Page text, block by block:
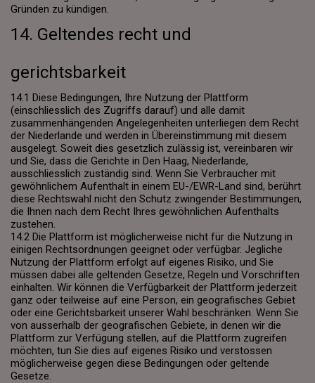
Gründen zu kündigen.
14. Geltendes recht und
gerichtsbarkeit
14.1 Diese Bedingungen, Ihre Nutzung der Plattform
(einschliesslich des Zugriffs darauf) und alle damit
zusammenhängenden Angelegenheiten unterliegen dem Recht
der Niederlande und werden in Übereinstimmung mit diesem
ausgelegt. Soweit dies gesetzlich zulässig ist, vereinbaren wir
und Sie, dass die Gerichte in Den Haag, Niederlande,
ausschliesslich zuständig sind. Wenn Sie Verbraucher mit
gewöhnlichem Aufenthalt in einem EU-/EWR-Land sind, berührt
diese Rechtswahl nicht den Schutz zwingender Bestimmungen,
die Ihnen nach dem Recht Ihres gewöhnlichen Aufenthalts
zustehen.
14.2 Die Plattform ist möglicherweise nicht für die Nutzung in
einigen Rechtsordnungen geeignet oder verfügbar. Jegliche
Nutzung der Plattform erfolgt auf eigenes Risiko, und Sie
müssen dabei alle geltenden Gesetze, Regeln und Vorschriften
einhalten. Wir können die Verfügbarkeit der Plattform jederzeit
ganz oder teilweise auf eine Person, ein geografisches Gebiet
oder eine Gerichtsbarkeit unserer Wahl beschränken. Wenn Sie
von ausserhalb der geografischen Gebiete, in denen wir die
Plattform zur Verfügung stellen, auf die Plattform zugreifen
möchten, tun Sie dies auf eigenes Risiko und verstossen
möglicherweise gegen diese Bedingungen oder geltende
Gesetze.